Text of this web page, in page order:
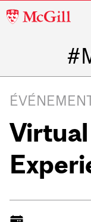
McGill
navigation